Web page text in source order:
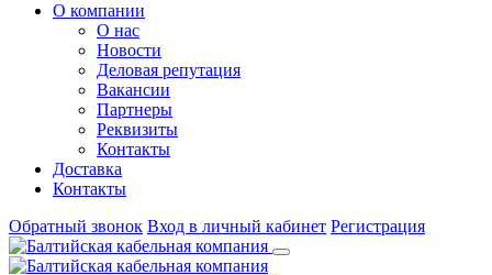
О компании
О нас
Новости
Деловая репутация
Вакансии
Партнеры
Реквизиты
Контакты
Доставка
Контакты
Обратный звонок Вход в личный кабинет Регистрация